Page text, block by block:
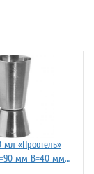
мл «Проотель»
мм B=40 мм